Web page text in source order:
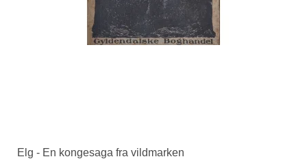
Elg - En kongesaga fra vildmarken